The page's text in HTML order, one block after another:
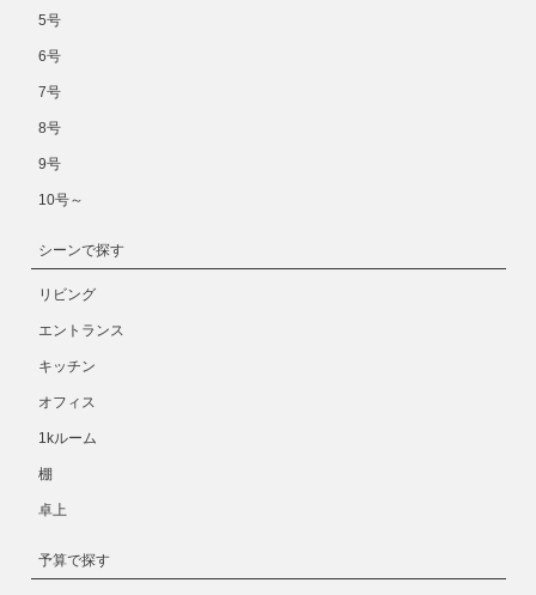
5号
6号
7号
8号
9号
10号～
シーンで探す
リビング
エントランス
キッチン
オフィス
1kルーム
棚
卓上
予算で探す